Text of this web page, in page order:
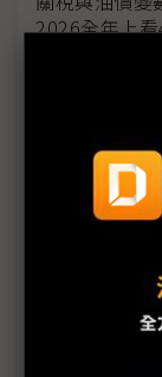
2026全年上
台廠踴躍發
美國非法關